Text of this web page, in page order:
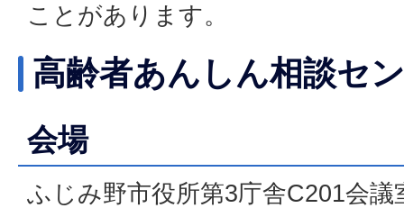
ことがあります。
高齢者あんしん相談セ
会場
ふじみ野市役所第3庁舎C201会議